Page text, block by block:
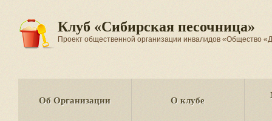
Клуб «Сибирская песочница»
Проект общественной организации инвалидов
Об Организации О клубе